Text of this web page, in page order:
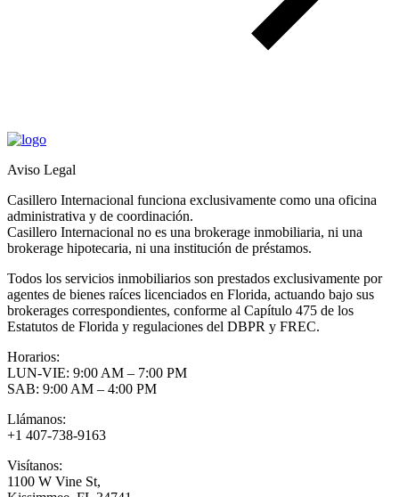
Aviso Legal
Casillero Internacional funciona exclusivamente como una oficina
administrativa y de coordinación.
Casillero Internacional no es una brokerage inmobiliaria, ni una
brokerage hipotecaria, ni una institución de préstamos.
Todos los servicios inmobiliarios son prestados exclusivamente por
agentes de bienes raíces licenciados en Florida, actuando bajo sus
brokerages correspondientes, conforme al Capítulo 475 de los
Estatutos de Florida y regulaciones del DBPR y FREC.
Horarios:
LUN-VIE: 9:00 AM – 7:00 PM
SAB: 9:00 AM – 4:00 PM
Llámanos:
+1 407-738-9163
Visítanos:
1100 W Vine St,